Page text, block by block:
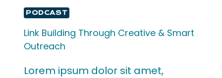
PODCAST
Link Building Through Creative & Smart
Outreach
Lorem ipsum dolor sit amet,